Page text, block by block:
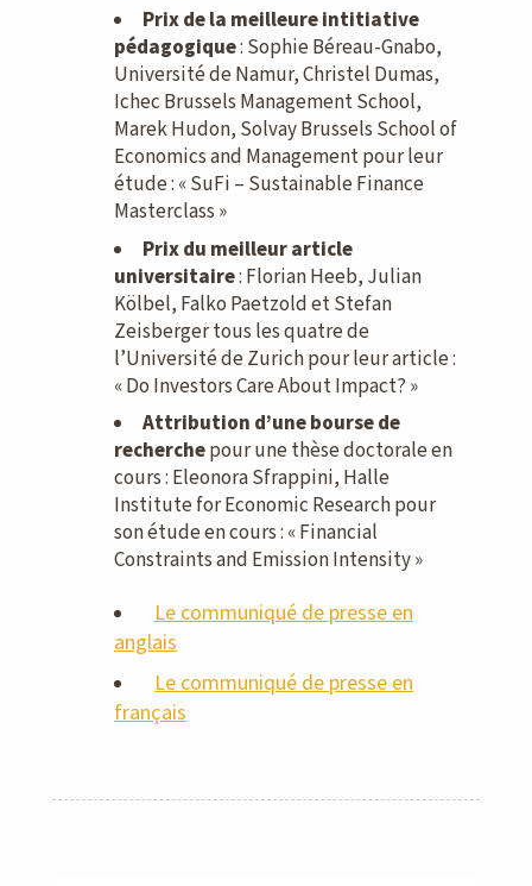
Prix de la meilleure intitiative
pédagogique: Sophie Béreau-Gnabo,
Université de Namur, Christel Dumas,
Ichec Brussels Management School,
Marek Hudon, Solvay Brussels School of
Economics and Management pour leur
étude : « SuFi – Sustainable Finance
Masterclass »
Prix du meilleur article
universitaire: Florian Heeb, Julian
Kölbel, Falko Paetzold et Stefan
Zeisberger tous les quatre de
l’Université de Zurich pour leur article :
« Do Investors Care About Impact? »
Attribution d’une bourse de
recherchepour une thèse doctorale en
cours : Eleonora Sfrappini, Halle
Institute for Economic Research pour
son étude en cours : « Financial
Constraints and Emission Intensity »
Le communiqué de presse en
anglais
Le communiqué de presse en
français